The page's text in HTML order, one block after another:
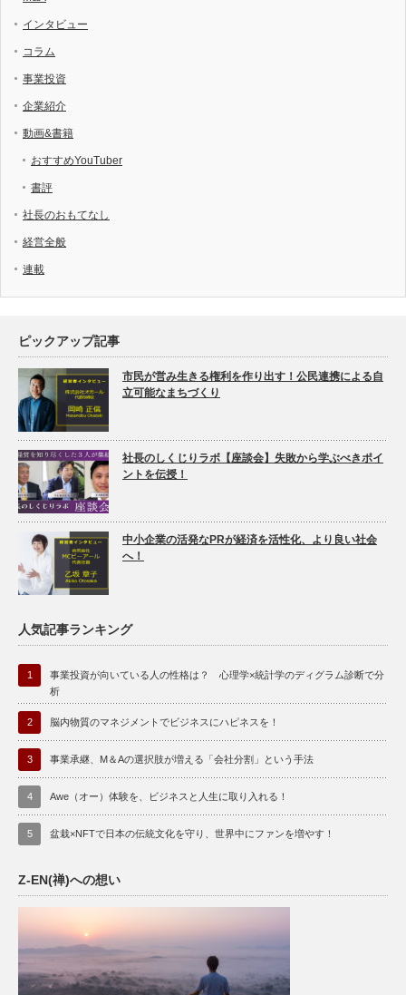
インタビュー
コラム
事業投資
企業紹介
動画&書籍
おすすめYouTuber
書評
社長のおもてなし
経営全般
連載
ピックアップ記事
市民が営み生きる権利を作り出す！公民連携による自
立可能なまちづくり
社長のしくじりラボ【座談会】失敗から学ぶべきポイ
ントを伝授！
中小企業の活発なPRが経済を活性化、より良い社会
へ！
人気記事ランキング
1
事業投資が向いている人の性格は？ 心理学×統計学のディグラム診断で分
析
2 脳内物質のマネジメントでビジネスにハピネスを！
3 事業承継、M＆Aの選択肢が増える「会社分割」という手法
4 Awe（オー）体験を、ビジネスと人生に取り入れる！
5 盆栽×NFTで日本の伝統文化を守り、世界中にファンを増やす！
Z-EN(禅)への想い